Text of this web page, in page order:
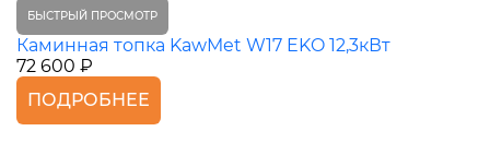
БЫСТРЫЙ ПРОСМОТР
Каминная топка KawMet W17 EKO 12,3кВт
72 600 ₽
ПОДРОБНЕЕ